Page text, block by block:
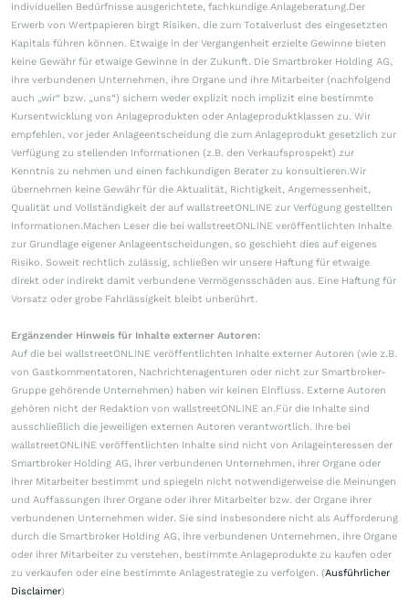
individuellen Bedürfnisse ausgerichtete, fachkundige Anlageberatung.Der
Erwerb von Wertpapieren birgt Risiken, die zum Totalverlust des eingesetzten
Kapitals führen können. Etwaige in der Vergangenheit erzielte Gewinne bieten
keine Gewähr für etwaige Gewinne in der Zukunft. Die Smartbroker Holding AG,
ihre verbundenen Unternehmen, ihre Organe und ihre Mitarbeiter (nachfolgend
auch „wir“ bzw. „uns“) sichern weder explizit noch implizit eine bestimmte
Kursentwicklung von Anlageprodukten oder Anlageproduktklassen zu. Wir
empfehlen, vor jeder Anlageentscheidung die zum Anlageprodukt gesetzlich zur
Verfügung zu stellenden Informationen (z.B. den Verkaufsprospekt) zur
Kenntnis zu nehmen und einen fachkundigen Berater zu konsultieren.Wir
übernehmen keine Gewähr für die Aktualität, Richtigkeit, Angemessenheit,
Qualität und Vollständigkeit der auf wallstreetONLINE zur Verfügung gestellten
Informationen.Machen Leser die bei wallstreetONLINE veröffentlichten Inhalte
zur Grundlage eigener Anlageentscheidungen, so geschieht dies auf eigenes
Risiko. Soweit rechtlich zulässig, schließen wir unsere Haftung für etwaige
direkt oder indirekt damit verbundene Vermögensschäden aus. Eine Haftung für
Vorsatz oder grobe Fahrlässigkeit bleibt unberührt.
Ergänzender Hinweis für Inhalte externer Autoren:
Auf die bei wallstreetONLINE veröffentlichten Inhalte externer Autoren (wie z.B.
von Gastkommentatoren, Nachrichtenagenturen oder nicht zur Smartbroker-
Gruppe gehörende Unternehmen) haben wir keinen Einfluss. Externe Autoren
gehören nicht der Redaktion von wallstreetONLINE an.Für die Inhalte sind
ausschließlich die jeweiligen externen Autoren verantwortlich. Ihre bei
wallstreetONLINE veröffentlichten Inhalte sind nicht von Anlageinteressen der
Smartbroker Holding AG, ihrer verbundenen Unternehmen, ihrer Organe oder
ihrer Mitarbeiter bestimmt und spiegeln nicht notwendigerweise die Meinungen
und Auffassungen ihrer Organe oder ihrer Mitarbeiter bzw. der Organe ihrer
verbundenen Unternehmen wider. Sie sind insbesondere nicht als Aufforderung
durch die Smartbroker Holding AG, ihre verbundenen Unternehmen, ihre Organe
oder ihrer Mitarbeiter zu verstehen, bestimmte Anlageprodukte zu kaufen oder
zu verkaufen oder eine bestimmte Anlagestrategie zu verfolgen. (Ausführlicher
Disclaimer)